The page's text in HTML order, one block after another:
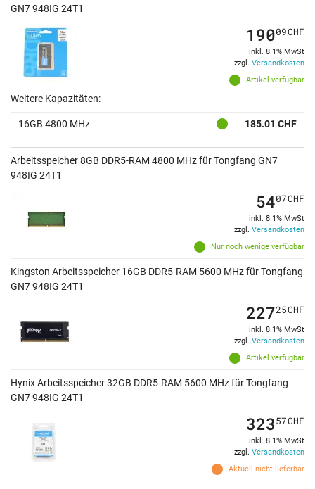
GN7 948IG 24T1
Artikel verfügbar
19009CHF
inkl. 8.1% MwSt
zzgl. Versandkosten
Weitere Kapazitäten:
16GB 4800 MHz 185.01 CHF
Arbeitsspeicher 8GB DDR5-RAM 4800 MHz für Tongfang GN7
948IG 24T1
Nur noch wenige verfügbar
5407CHF
inkl. 8.1% MwSt
zzgl. Versandkosten
Kingston Arbeitsspeicher 16GB DDR5-RAM 5600 MHz für Tongfang
GN7 948IG 24T1
Artikel verfügbar
22725CHF
inkl. 8.1% MwSt
zzgl. Versandkosten
Hynix Arbeitsspeicher 32GB DDR5-RAM 5600 MHz für Tongfang
GN7 948IG 24T1
Aktuell nicht lieferbar
32357CHF
inkl. 8.1% MwSt
zzgl. Versandkosten